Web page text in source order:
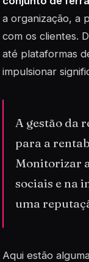
a organização, a
com os clientes.
até plataformas
impulsionar
A gestão da
para a
Monitorizar
sociais e na
uma
Aqui estão